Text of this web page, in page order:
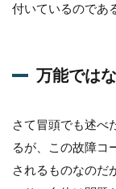
付いているのであ
万能では
さて冒頭でも述べ
るが、この故障コ
されるものなのだ